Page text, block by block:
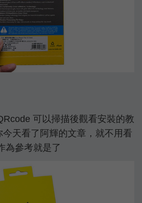
可以掃描後觀看安裝的教
天看了阿輝的文章，就不用看
為參考就是了